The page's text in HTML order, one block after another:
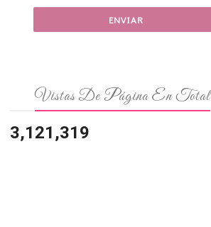
Vistas De Página En Total
3,121,319